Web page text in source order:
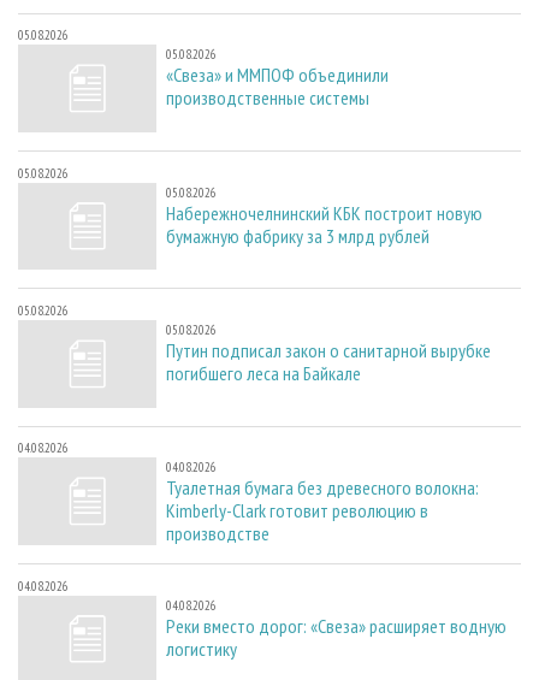
05.08.2026
05.08.2026
«Свеза» и ММПОФ объединили
производственные системы
05.08.2026
05.08.2026
Набережночелнинский КБК построит новую
бумажную фабрику за 3 млрд рублей
05.08.2026
05.08.2026
Путин подписал закон о санитарной вырубке
погибшего леса на Байкале
04.08.2026
04.08.2026
Туалетная бумага без древесного волокна:
Kimberly-Clark готовит революцию в
производстве
04.08.2026
04.08.2026
Реки вместо дорог: «Свеза» расширяет водную
логистику